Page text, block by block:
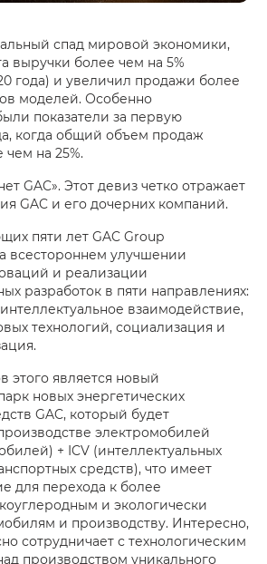
спад мировой экономики,
выручки более чем на 5%
года) и увеличил продажи более
моделей. Особенно
показатели за первую
когда общий объем продаж
на 25%.
GAC». Этот девиз четко отражает
GAC и его дочерних компаний.
пяти лет GAC Group
всестороннем улучшении
и реализации
разработок в пяти направлениях:
взаимодействие,
технологий, социализация и
этого является новый
новых энергетических
GAC, который будет
электромобилей
+ ICV (интеллектуальных
средств), что имеет
для перехода к более
и экологически
и производству. Интересно,
сотрудничает с технологическим
производством уникального